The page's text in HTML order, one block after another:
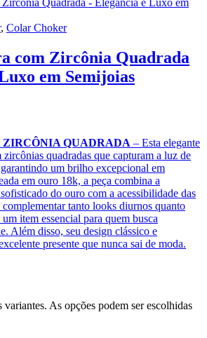
, Colar Choker
com Zircônia Quadrada
em Semijoias
QUADRADA – Esta elegante
quadradas que capturam a luz de
um brilho excepcional em
em ouro 18k, a peça combina a
do ouro com a acessibilidade das
tanto looks diurnos quanto
item essencial para quem busca
Além disso, seu design clássico e
presente que nunca sai de moda.
As opções podem ser escolhidas